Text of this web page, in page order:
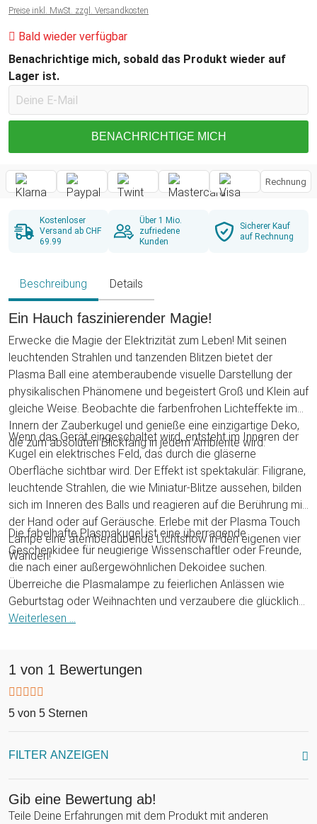
Preise inkl. MwSt. zzgl. Versandkosten
Bald wieder verfügbar
Benachrichtige mich, sobald das Produkt wieder auf
Lager ist.
BENACHRICHTIGE MICH
Rechnung
Kostenloser
Versand ab CHF
69.99
Über 1 Mio.
zufriedene
Kunden
Sicherer Kauf
auf Rechnung
Beschreibung Details
Ein Hauch faszinierender Magie!
Erwecke die Magie der Elektrizität zum Leben! Mit seinen
leuchtenden Strahlen und tanzenden Blitzen bietet der
Plasma Ball eine atemberaubende visuelle Darstellung der
physikalischen Phänomene und begeistert Groß und Klein auf
gleiche Weise. Beobachte die farbenfrohen Lichteffekte im
Innern der Zauberkugel und genieße eine einzigartige Deko,
die zum absoluten Blickfang in jedem Ambiente wird.
Wenn das Gerät eingeschaltet wird, entsteht im Inneren der
Kugel ein elektrisches Feld, das durch die gläserne
Oberfläche sichtbar wird. Der Effekt ist spektakulär: Filigrane,
leuchtende Strahlen, die wie Miniatur-Blitze aussehen, bilden
sich im Inneren des Balls und reagieren auf die Berührung mit
der Hand oder auf Geräusche. Erlebe mit der Plasma Touch
Lampe eine atemberaubende Lichtshow in den eigenen vier
Wänden!
Die fabelhafte Plasmakugel ist eine überragende
Geschenkidee für neugierige Wissenschaftler oder Freunde,
die nach einer außergewöhnlichen Dekoidee suchen.
Überreiche die Plasmalampe zu feierlichen Anlässen wie
Geburtstag oder Weihnachten und verzaubere die glücklich
Beschenkten mit den faszinierenden Blitzstrahlen. Ein
Weiterlesen ...
1 von 1 Bewertungen
5 von 5 Sternen
FILTER ANZEIGEN
Gib eine Bewertung ab!
Teile Deine Erfahrungen mit dem Produkt mit anderen